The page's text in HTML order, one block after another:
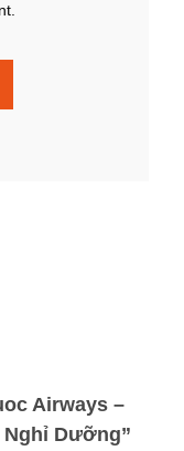
Airways –
Nghỉ Dưỡng”